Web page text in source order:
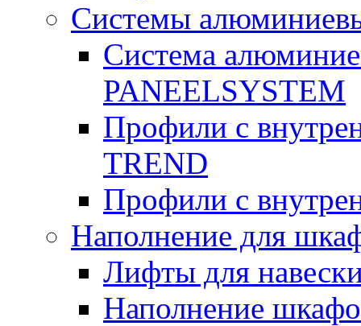
Системы
Система
PANEELSYSTEM
Профили с
TREND
Профили с
Наполнение для
Лифты для
Наполнение